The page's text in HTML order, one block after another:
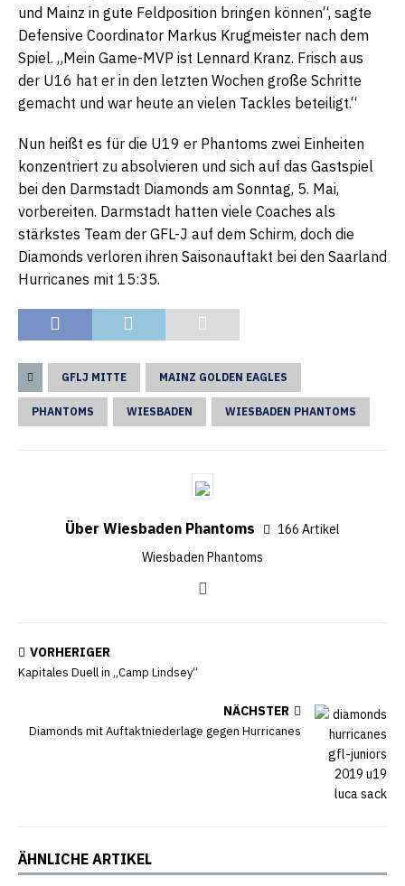
und Mainz in gute Feldposition bringen können“, sagte
Defensive Coordinator Markus Krugmeister nach dem
Spiel. „Mein Game-MVP ist Lennard Kranz. Frisch aus
der U16 hat er in den letzten Wochen große Schritte
gemacht und war heute an vielen Tackles beteiligt.“
Nun heißt es für die U19 er Phantoms zwei Einheiten
konzentriert zu absolvieren und sich auf das Gastspiel
bei den Darmstadt Diamonds am Sonntag, 5. Mai,
vorbereiten. Darmstadt hatten viele Coaches als
stärkstes Team der GFL-J auf dem Schirm, doch die
Diamonds verloren ihren Saisonauftakt bei den Saarland
Hurricanes mit 15:35.
GFLJ MITTE MAINZ GOLDEN EAGLES
PHANTOMS WIESBADEN WIESBADEN PHANTOMS
Über Wiesbaden Phantoms
166 Artikel
Wiesbaden Phantoms
VORHERIGER
Kapitales Duell in „Camp Lindsey“
NÄCHSTER
Diamonds mit Auftaktniederlage gegen Hurricanes
ÄHNLICHE ARTIKEL